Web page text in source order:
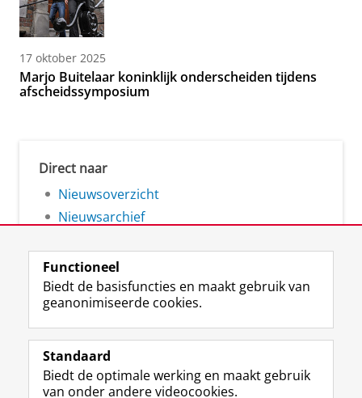
17 oktober 2025
Marjo Buitelaar koninklijk onderscheiden tijdens
afscheidssymposium
Direct naar
Nieuwsoverzicht
Nieuwsarchief
Volg de RUG
F
a
e
L
i
k
R
S
-
I
n
t
Y
o
T
Studiekiezers
Functioneel
Biedt de basisfuncties en maakt gebruik van
geanonimiseerde cookies.
Standaard
Biedt de optimale werking en maakt gebruik
van onder andere videocookies.